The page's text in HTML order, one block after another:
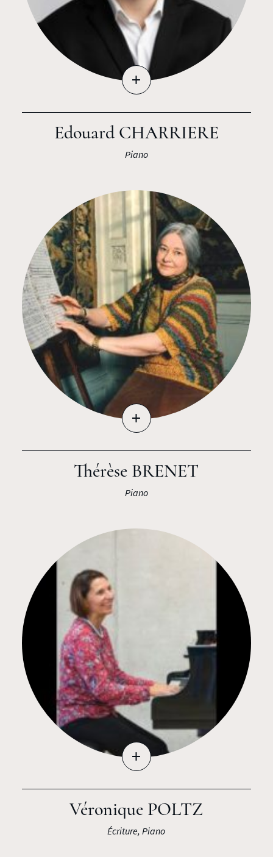
+
Edouard CHARRIERE
Piano
+
Thérèse BRENET
Piano
+
Véronique POLTZ
Écriture, Piano